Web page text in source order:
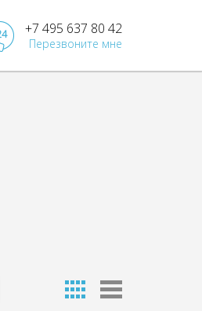
+7 495 637 80 42
Перезвоните мне